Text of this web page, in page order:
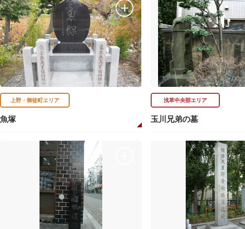
上野・御徒町エリア
魚塚
浅草中央部エリア
玉川兄弟の墓